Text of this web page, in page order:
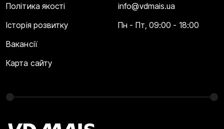
Політика якості
Історія розвитку
Вакансії
Карта сайту
info@vdmais.ua
Пн - Пт, 09:00 - 18:00